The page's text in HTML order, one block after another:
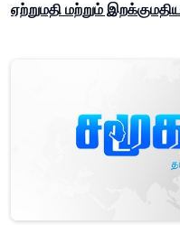
ஏற்றுமதி மற்றும்